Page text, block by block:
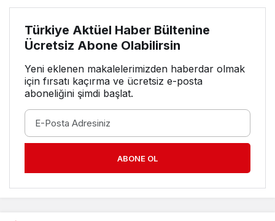
Türkiye Aktüel Haber Bültenine
Ücretsiz Abone Olabilirsin
Yeni eklenen makalelerimizden haberdar olmak
için fırsatı kaçırma ve ücretsiz e-posta
aboneliğini şimdi başlat.
ABONE OL